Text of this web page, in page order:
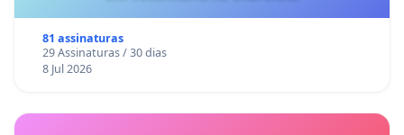
81 assinaturas
29 Assinaturas / 30 dias
8 Jul 2026